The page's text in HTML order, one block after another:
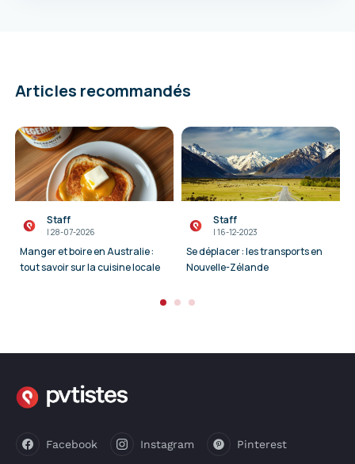
Articles recommandés
Staff
I 28-07-2026
Manger et boire en Australie :
tout savoir sur la cuisine locale
Staff
I16-12-2023
Se déplacer : les transports en
Nouvelle-Zélande
Facebook Instagram Pinterest